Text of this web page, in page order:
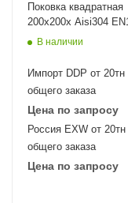
Поковка квадратная
200х200х Aisi304
В наличии
Импорт DDP от 20тн
общего заказа
Цена по запросу
Россия EXW от 20тн
общего заказа
Цена по запросу